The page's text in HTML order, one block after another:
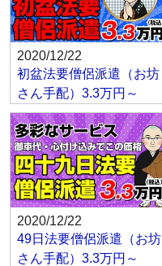
2020/12/22
初盆法要僧侶派遣（お坊
さん手配）3.3万円～
2020/12/22
49日法要僧侶派遣（お坊
さん手配）3.3万円～